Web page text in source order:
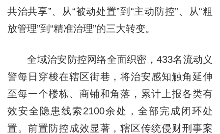
共治共享”、从“被动处置”到“主动防控”、从“粗
放管理”到“精准治理”的三大转变。
全域治安防控网络全面织密，433名流动义
警每日穿梭在辖区街巷，将治安感知触角延伸
至每一个楼栋、商铺和角落，累计上报各类有
效安全隐患线索2100余处，全部完成闭环处
置。前置防控成效显著，辖区传统侵财刑事案